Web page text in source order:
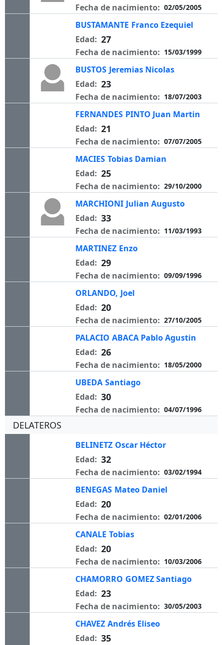
Fecha de nacimiento: 02/05/2005
BUSTAMANTE Franco Ezequiel
Edad: 27
Fecha de nacimiento: 15/03/1999
BUSTOS Jeremias Nicolas
Edad: 23
Fecha de nacimiento: 18/07/2003
FERNANDES PINTO Juan Martin
Edad: 21
Fecha de nacimiento: 07/07/2005
MACIES Tobias Damian
Edad: 25
Fecha de nacimiento: 29/10/2000
MARCHIONI Julian Augusto
Edad: 33
Fecha de nacimiento: 11/03/1993
MARTINEZ Enzo
Edad: 29
Fecha de nacimiento: 09/09/1996
ORLANDO, Joel
Edad: 20
Fecha de nacimiento: 27/10/2005
PALACIO ABACA Pablo Agustin
Edad: 26
Fecha de nacimiento: 18/05/2000
UBEDA Santiago
Edad: 30
Fecha de nacimiento: 04/07/1996
DELATEROS
BELINETZ Oscar Héctor
Edad: 32
Fecha de nacimiento: 03/02/1994
BENEGAS Mateo Daniel
Edad: 20
Fecha de nacimiento: 02/01/2006
CANALE Tobias
Edad: 20
Fecha de nacimiento: 10/03/2006
CHAMORRO GOMEZ Santiago
Edad: 23
Fecha de nacimiento: 30/05/2003
CHAVEZ Andrés Eliseo
Edad: 35